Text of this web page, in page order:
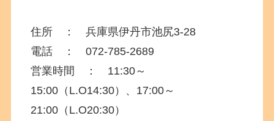
住所 ：兵庫県伊丹市池尻3-28
電話 ： 072-785-2689
営業時間 ： 11:30～
15:00（L.O14:30）、17:00～
21:00（L.O20:30）